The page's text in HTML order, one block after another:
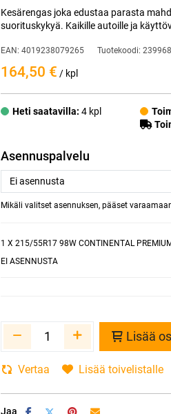
Kesärengas joka edustaa parasta
suorituskykyä. Kaikille autoille ja
EAN: 4019238079265 Tuotekoodi: 239968
164,50 € / kpl
Heti saatavilla: 4 kpl
Asennuspalvelu
Mikäli valitset asennuksen, pääset
1 X 215/55R17 98W CONTINENTAL
EI ASENNUSTA
Lisää
Vertaa Lisää toivelistalle
Jaa